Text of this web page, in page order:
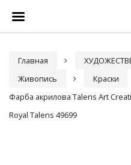
Главная
Живопись
Краски
Фарба акрилова Talens Art
Royal Talens 49699